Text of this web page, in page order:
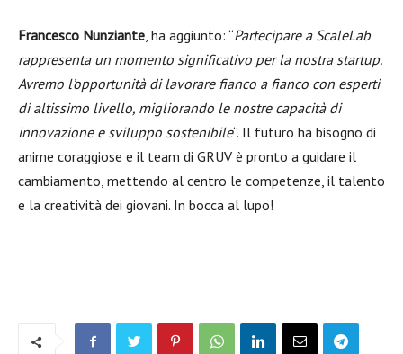
Francesco Nunziante, ha aggiunto: “Partecipare a ScaleLab
rappresenta un momento significativo per la nostra startup.
Avremo l’opportunità di lavorare fianco a fianco con esperti
di altissimo livello, migliorando le nostre capacità di
innovazione e sviluppo sostenibile“. Il futuro ha bisogno di
anime coraggiose e il team di GRUV è pronto a guidare il
cambiamento, mettendo al centro le competenze, il talento
e la creatività dei giovani. In bocca al lupo!